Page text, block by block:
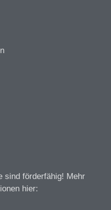
sind förderfähig! Mehr
hier: